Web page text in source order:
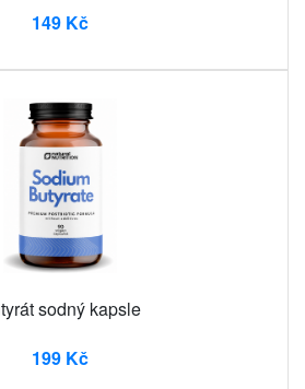
149 Kč
sodný kapsle
199 Kč